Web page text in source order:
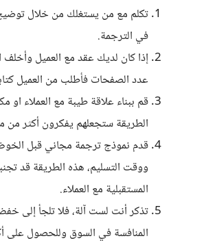
تكلم مع من يستغلك من خلال
في الترجمة.
إذا كان لديك عقد مع العميل
عدد الصفحات فأطلب من العميل
قم ببناء علاقة طيبة مع العملاء او
الطريقة ستجعلهم يفكرون أكثر من
قدم نموذج ترجمة مجاني قبل
ووقت التسليم، هذه الطريقة قد
المستقبلية مع العملاء.
تذكر أنت لست آلة، فلا تلجأ إلى
المنافسة في السوق وللحصول على